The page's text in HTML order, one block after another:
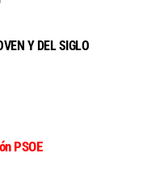
Y DEL SIGLO
PSOE